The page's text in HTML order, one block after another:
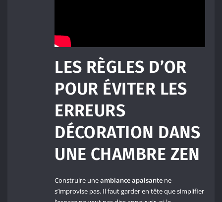
LES RÈGLES D’OR
POUR ÉVITER LES
ERREURS
DÉCORATION DANS
UNE CHAMBRE ZEN
Construire uneambiance apaisante ne
s’improvise pas. Il faut garder en tête que simplifier